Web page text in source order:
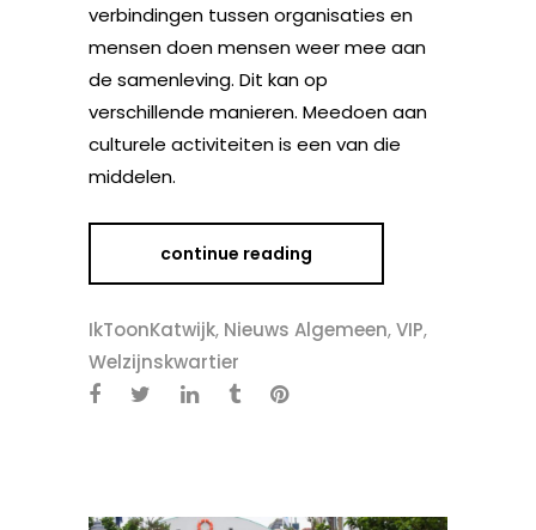
verbindingen tussen organisaties en
mensen doen mensen weer mee aan
de samenleving. Dit kan op
verschillende manieren. Meedoen aan
culturele activiteiten is een van die
middelen.
continue reading
IkToonKatwijk, Nieuws Algemeen,VIP,
Welzijnskwartier